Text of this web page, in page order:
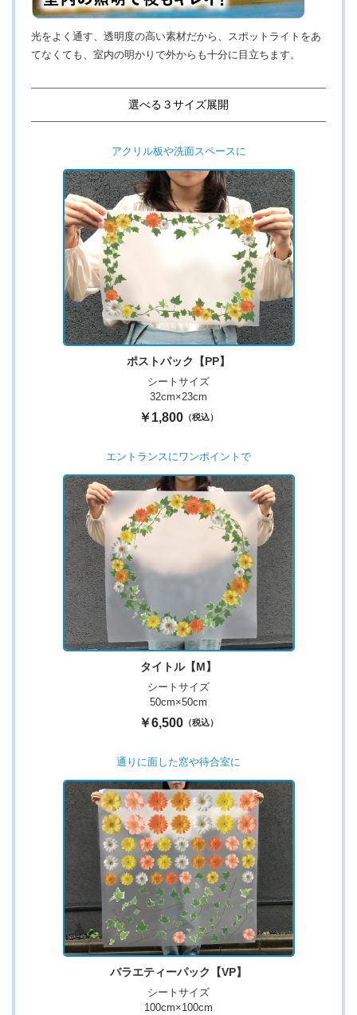
光をよく通す、透明度の高い素材だから、スポットライトをあ
てなくても、室内の明かりで外からも十分に目立ちます。
選べる３サイズ展開
アクリル板や洗面スペースに
ポストパック【PP】
シートサイズ
32cm×23cm
￥1,800 （税込）
エントランスにワンポイントで
タイトル【M】
シートサイズ
50cm×50cm
￥6,500 （税込）
通りに面した窓や待合室に
バラエティーパック【VP】
シートサイズ
100cm×100cm